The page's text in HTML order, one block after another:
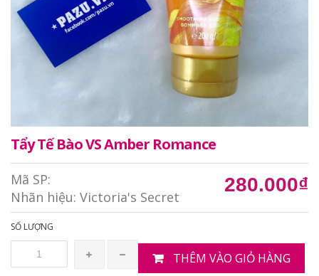
Tẩy Tế Bào VS Amber Romance
Mã SP:
Nhãn hiệu: Victoria's Secret
280.000₫
SỐ LƯỢNG
THÊM VÀO GIỎ HÀNG